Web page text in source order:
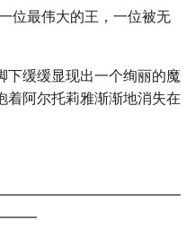
位最伟大的王，一位被无
下缓缓显现出一个绚丽的魔
着阿尔托莉雅渐渐地消失在